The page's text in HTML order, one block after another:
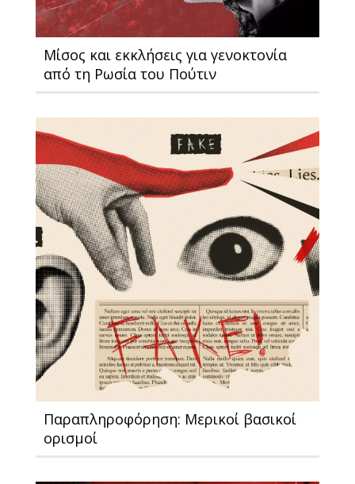
Μίσος και εκκλήσεις για γενοκτονία
από τη Ρωσία του Πούτιν
Παραπληροφόρηση: Μερικοί βασικοί
ορισμοί